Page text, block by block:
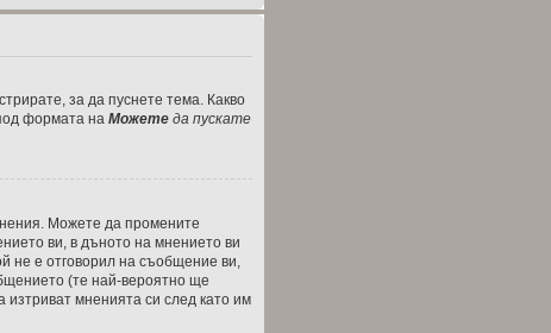
за да пуснете тема. Какво
формата на Можете да пускате
Можете да промените
ви, в дъното на мнението ви
не е отговорил на съобщение ви,
(те най-вероятно ще
мненията си след като им